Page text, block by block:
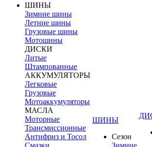
ШИНЫ
Зимние шины
Летние шины
Грузовые шины
Мотошины
ДИСКИ
Литые
Штампованные
АККУМУЛЯТОРЫ
Легковые
Грузовые
Мотоаккумуляторы
МАСЛА
Моторные
Трансмиссионные
Антифриз и Тосол
Смазки
ШИНЫ
Сезон
Зимние